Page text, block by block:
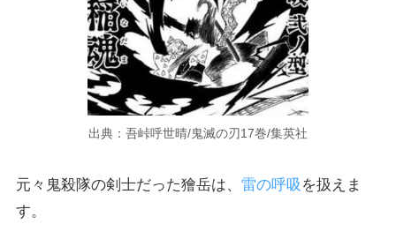
出典：吾峠呼世晴/鬼滅の刃17巻/集英社
元々鬼殺隊の剣士だった獪岳は、 雷の呼吸 を扱えま
す。